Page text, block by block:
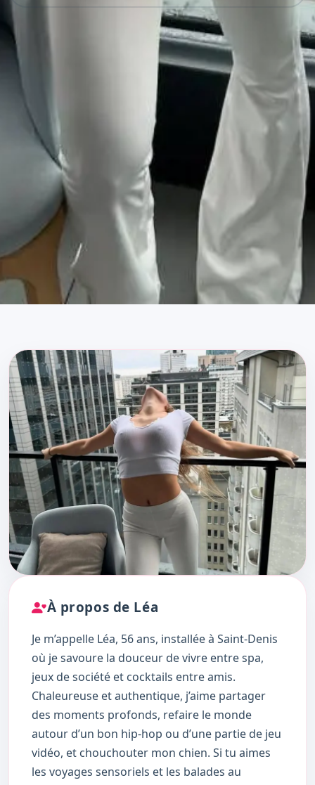
À propos de Léa
Je m’appelle Léa, 56 ans, installée à Saint-Denis
où je savoure la douceur de vivre entre spa,
jeux de société et cocktails entre amis.
Chaleureuse et authentique, j’aime partager
des moments profonds, refaire le monde
autour d’un bon hip-hop ou d’une partie de jeu
vidéo, et chouchouter mon chien. Si tu aimes
les voyages sensoriels et les balades au